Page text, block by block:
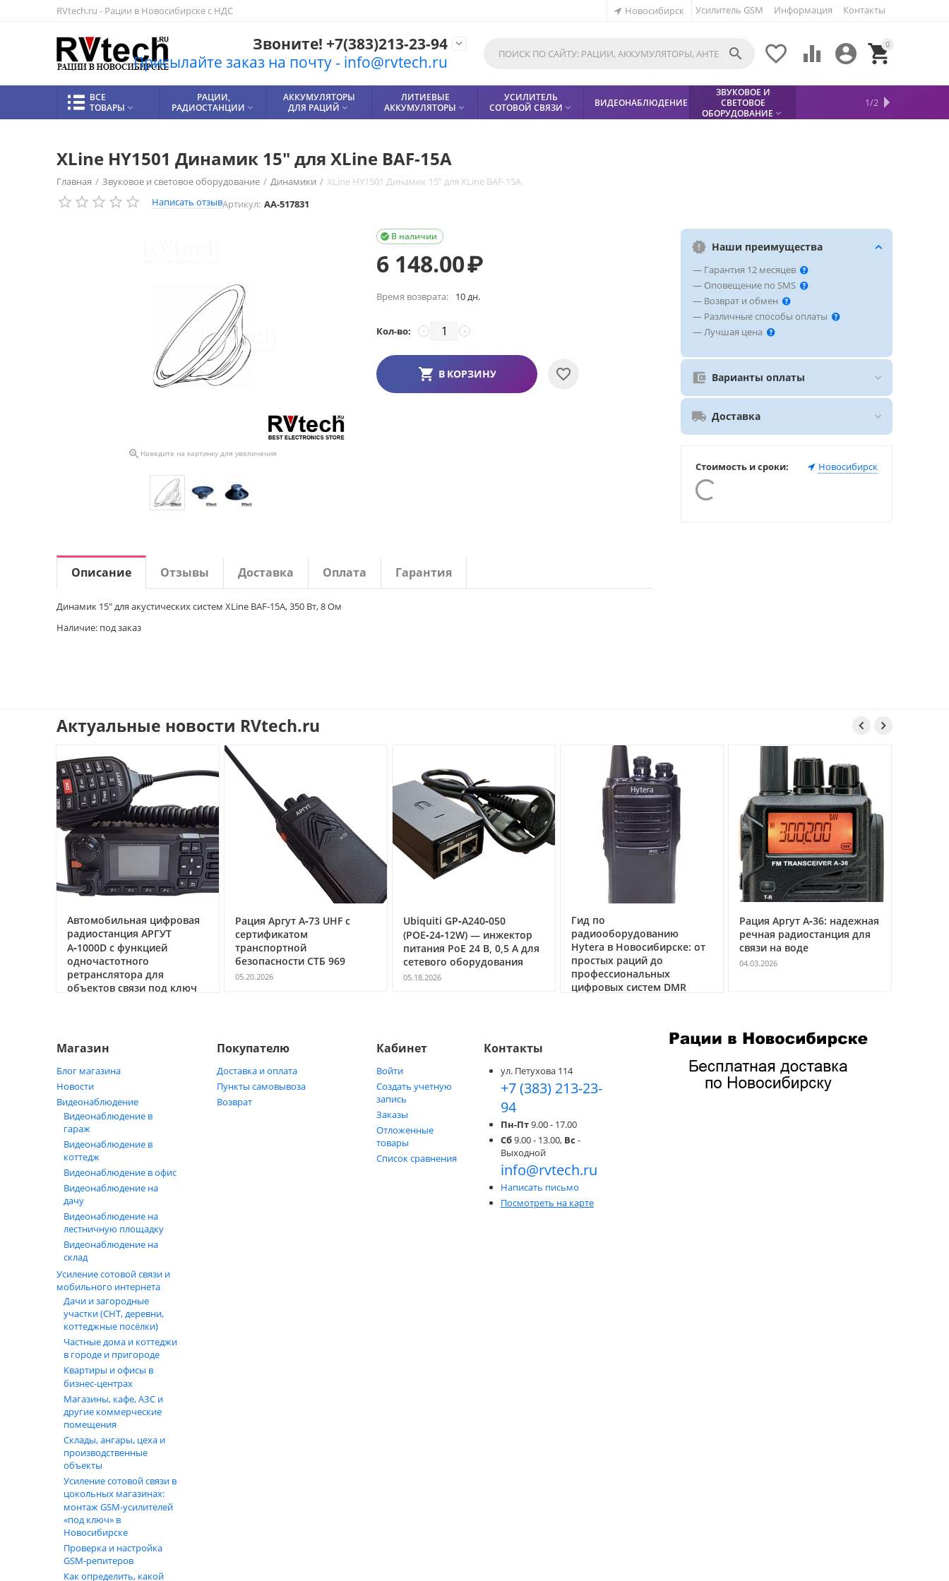
RVtech.ru - Рации в Новосибирске с НДС Усилитель GSM Информация Контакты
Новосибирск
Звоните! +7(383)213-23-94
Присылайте заказ на почту - info@rvtech.ru
 0


 

ВСЕ
ТОВАРЫ 
РАЦИИ,
РАДИОСТАНЦИИ 
АККУМУЛЯТОРЫ
ДЛЯ РАЦИЙ 
ЛИТИЕВЫЕ
АККУМУЛЯТОРЫ 
УСИЛИТЕЛЬ
СОТОВОЙ СВЯЗИ  ВИДЕОНАБЛЮДЕНИЕ
ЗВУКОВОЕ И
СВЕТОВОЕ
ОБОРУДОВАНИЕ 
МЕТАЛЛОДЕТЕКТОР
СФИНКС (SPHINX)
БЕЗОПАСНОСТЬ
КИСЛОТНЫЕ
АККУМУЛЯТОРЫ
1/2
XLine HY1501 Динамик 15" для XLine BAF-15A
Главная / Звуковое и световое оборудование / Динамики / XLine HY1501 Динамик 15" для XLine BAF-15A
Написать отзывАртикул: AA-517831
 Наведите на картинку для увеличения
В наличии

6 148.00₽
Время возврата: 10 дн.
Кол-во: +
−
В КОРЗИНУ
Наши преимущества
— Гарантия 12 месяцев
— Оповещение по SMS
— Возврат и обмен
— Различные способы оплаты
— Лучшая цена
Варианты оплаты
Доставка
Стоимость и сроки: Новосибирск
Описание Отзывы Доставка Оплата Гарантия
Динамик 15" для акустических систем XLine BAF-15A, 350 Вт, 8 Ом
Наличие: под заказ
Актуальные новости RVtech.ru  
Автомобильная цифровая
радиостанция АРГУТ
А‑1000D с функцией
одночастотного
ретранслятора для
объектов связи под ключ
Рация Аргут А‑73 UHF с
сертификатом
транспортной
безопасности СТБ 969
05.20.2026
Ubiquiti GP‑A240‑050
(POE‑24‑12W) — инжектор
питания PoE 24 В, 0,5 А для
сетевого оборудования
05.18.2026
Гид по
радиооборудованию
Hytera в Новосибирске: от
простых раций до
профессиональных
цифровых систем DMR
Рация Аргут А‑36: надежная
речная радиостанция для
связи на воде
04.03.2026
Магазин
Блог магазина
Новости
Видеонаблюдение
Видеонаблюдение в
гараж
Видеонаблюдение в
коттедж
Видеонаблюдение в офис
Видеонаблюдение на
дачу
Видеонаблюдение на
лестничную площадку
Видеонаблюдение на
склад
Усиление сотовой связи и
мобильного интернета
Дачи и загородные
участки (СНТ, деревни,
коттеджные посёлки)
Частные дома и коттеджи
в городе и пригороде
Квартиры и офисы в
бизнес‑центрах
Магазины, кафе, АЗС и
другие коммерческие
помещения
Склады, ангары, цеха и
производственные
объекты
Усиление сотовой связи в
цокольных магазинах:
монтаж GSM‑усилителей
«под ключ» в
Новосибирске
Проверка и настройка
GSM-репитеров
Как определить, какой
Покупателю
Доставка и оплата
Пункты самовывоза
Возврат
Кабинет
Войти
Создать учетную
запись
Заказы
Отложенные
товары
Список сравнения
Контакты
ул. Петухова 114
+7 (383) 213-23-
94
Пн-Пт9.00 - 17.00
Сб9.00 - 13.00, Вс -
Выходной
info@rvtech.ru
Написать письмо
Посмотреть на карте